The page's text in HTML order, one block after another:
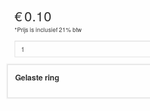
€0.10
*Prijs is inclusief 21% btw
Gelaste ring